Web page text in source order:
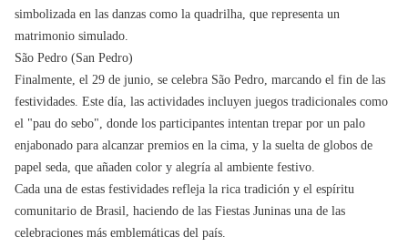
simbolizada en las danzas como la quadrilha, que representa un
matrimonio simulado.
São Pedro (San Pedro)
Finalmente, el 29 de junio, se celebra São Pedro, marcando el fin de las
festividades. Este día, las actividades incluyen juegos tradicionales como
el "pau do sebo", donde los participantes intentan trepar por un palo
enjabonado para alcanzar premios en la cima, y la suelta de globos de
papel seda, que añaden color y alegría al ambiente festivo.
Cada una de estas festividades refleja la rica tradición y el espíritu
comunitario de Brasil, haciendo de las Fiestas Juninas una de las
celebraciones más emblemáticas del país.